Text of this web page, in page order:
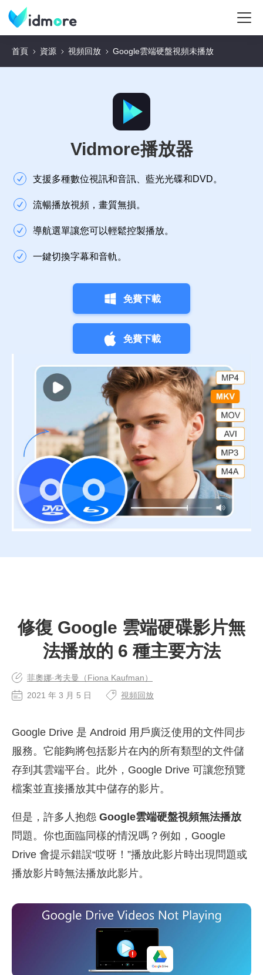
首頁 資源 視頻回放 Google雲端硬盤視頻未播放
Vidmore播放器
支援多種數位視訊和音訊、藍光光碟和DVD。
流暢播放視頻，畫質無損。
導航選單讓您可以輕鬆控製播放。
一鍵切換字幕和音軌。
免費下載
免費下載
修復 Google 雲端硬碟影片無
法播放的 6 種主要方法
菲奧娜·考夫曼（Fiona Kaufman）
2021 年 3 月 5 日
視頻回放
Google Drive 是 Android 用戶廣泛使用的文件同步
服務。它能夠將包括影片在內的所有類型的文件儲
存到其雲端平台。此外，Google Drive 可讓您預覽
檔案並直接播放其中儲存的影片。
但是，許多人抱怨 Google雲端硬盤視頻無法播放
問題。你也面臨同樣的情況嗎？例如，Google
Drive 會提示錯誤“哎呀！”播放此影片時出現問題或
播放影片時無法播放此影片。